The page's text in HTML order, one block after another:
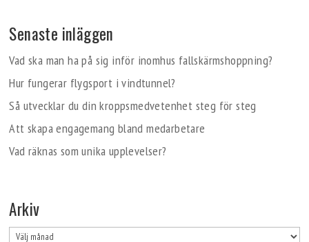
Senaste inläggen
Vad ska man ha på sig inför inomhus fallskärmshoppning?
Hur fungerar flygsport i vindtunnel?
Så utvecklar du din kroppsmedvetenhet steg för steg
Att skapa engagemang bland medarbetare
Vad räknas som unika upplevelser?
Arkiv
Arkiv